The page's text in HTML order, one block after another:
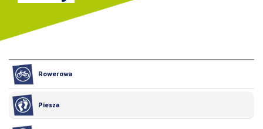
Rowerowa
Piesza